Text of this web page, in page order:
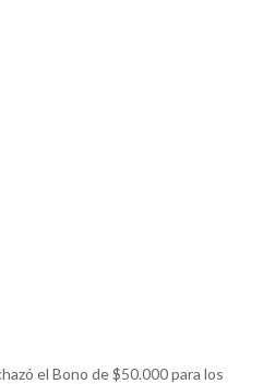
el Bono de $50.000 para los